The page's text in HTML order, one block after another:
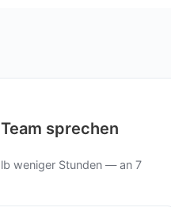
sprechen
weniger Stunden — an 7